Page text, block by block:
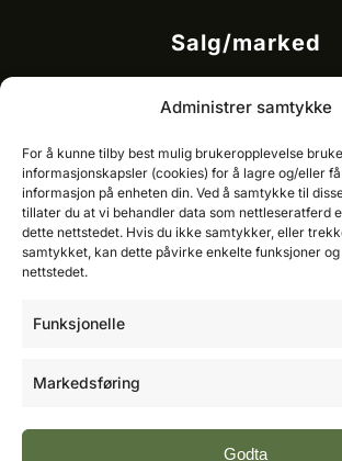
Administrer samtykke
For å kunne tilby best mulig brukeropplevelse
informasjonskapsler (cookies) for å lagre og/eller
informasjon på enheten din. Ved å samtykke til
tillater du at vi behandler data som nettleseratferd
dette nettstedet. Hvis du ikke samtykker, eller
samtykket, kan dette påvirke enkelte funksjoner
nettstedet.
Funksjonelle
Markedsføring
Godta
Salg/marked
Ole-Vidar Jensen
Mobil: 976 50 875
E-post:
Key account manager
Cristian Fatah